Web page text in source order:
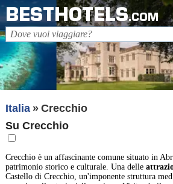
BESTHOTELS.COM
Italia
Crecchio
Su Crecchio
Crecchio è un affascinante comune situato in
patrimonio storico e culturale. Una delle
Castello di Crecchio, un'imponente struttura